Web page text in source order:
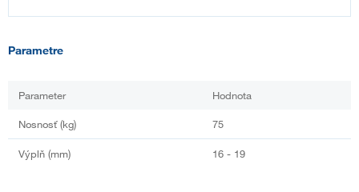
Parametre
Parameter Hodnota
Nosnosť (kg) 75
Výplň (mm) 16 - 19